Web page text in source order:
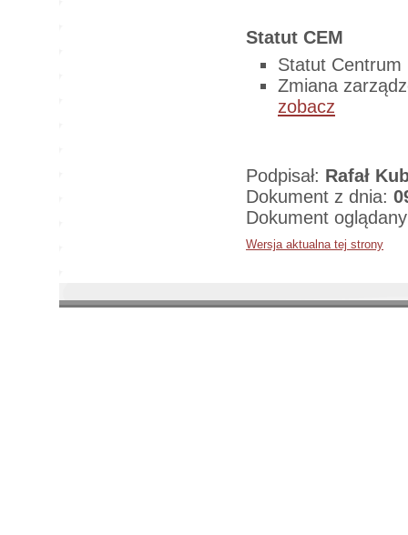
Statut CEM
Statut
Zmiana
zobacz
Podpisał: Rafał
Dokument z dnia:
Dokument
Wersja aktualna tej strony